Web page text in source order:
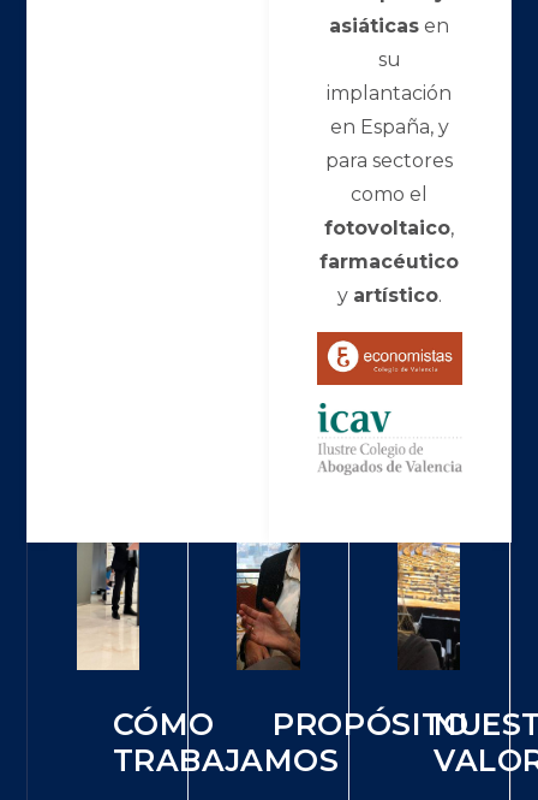
asiáticas en
su
implantación
en España, y
para sectores
como el
fotovoltaico,
farmacéutico
y artístico.
CÓMO
TRABAJAMOS
PROPÓSITO